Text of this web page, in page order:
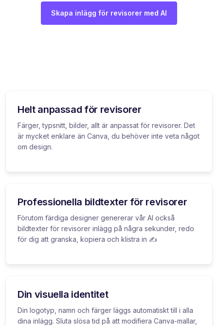
Skapa inlägg för revisorer med AI
Helt anpassad för revisorer
Färger, typsnitt, bilder, allt är anpassat för revisorer. Det
är mycket enklare än Canva, du behöver inte veta något
om design.
Professionella bildtexter för revisorer
Förutom färdiga designer genererar vår AI också
bildtexter för revisorer inlägg på några sekunder, redo
för dig att granska, kopiera och klistra in ✍️
Din visuella identitet
Din logotyp, namn och färger läggs automatiskt till i alla
dina inlägg. Sluta slösa tid på att modifiera Canva-mallar,